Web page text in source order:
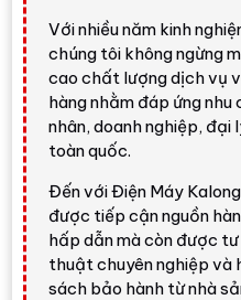
Đánh giá nhanh
Kalong
Có nên mua
Máy giặt Toshiba
T37BZP115MWV(WT)
nếu bạn muốn một mẫu
hơn dòng phổ thông, có
Với nhiều năm kinh
chúng tôi không ngừng
cao chất lượng dịch vụ
hàng nhằm đáp ứng
nhân, doanh nghiệp,
toàn quốc.
Đến với Điện Máy
được tiếp cận nguồn
hấp dẫn mà còn được
thuật chuyên nghiệp và
sách bảo hành từ nhà